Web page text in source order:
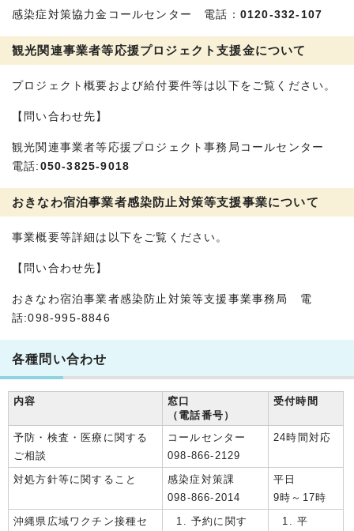
感染症対策協力金コールセンター 電話： 0120-332-107
観光関連事業者等応援プロジェクト支援金について
プロジェクト概要および給付要件等は以下をご覧ください。
【問い合わせ先】
観光関連事業者等応援プロジェクト事務局コールセンター
電話: 050-3825-9018
おきなわ宿泊事業者感染防止対策等支援事業について
事業概要等詳細は以下をご覧ください。
【問い合わせ先】
おきなわ宿泊事業者感染防止対策等支援事業事務局 電
話:098-995-8846
各種問い合わせ
内容
窓口
（電話番号）
受付時間
予防・検査・医療に関する
ご相談
コールセンター
098-866-2129
24時間対応
対処方針等に関すること
感染症対策課
098-866-2014
平日
9時～17時
沖縄県広域ワクチン接種セ
予約に関す
平